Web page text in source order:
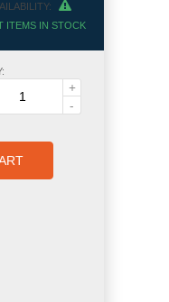
ITEMS IN STOCK